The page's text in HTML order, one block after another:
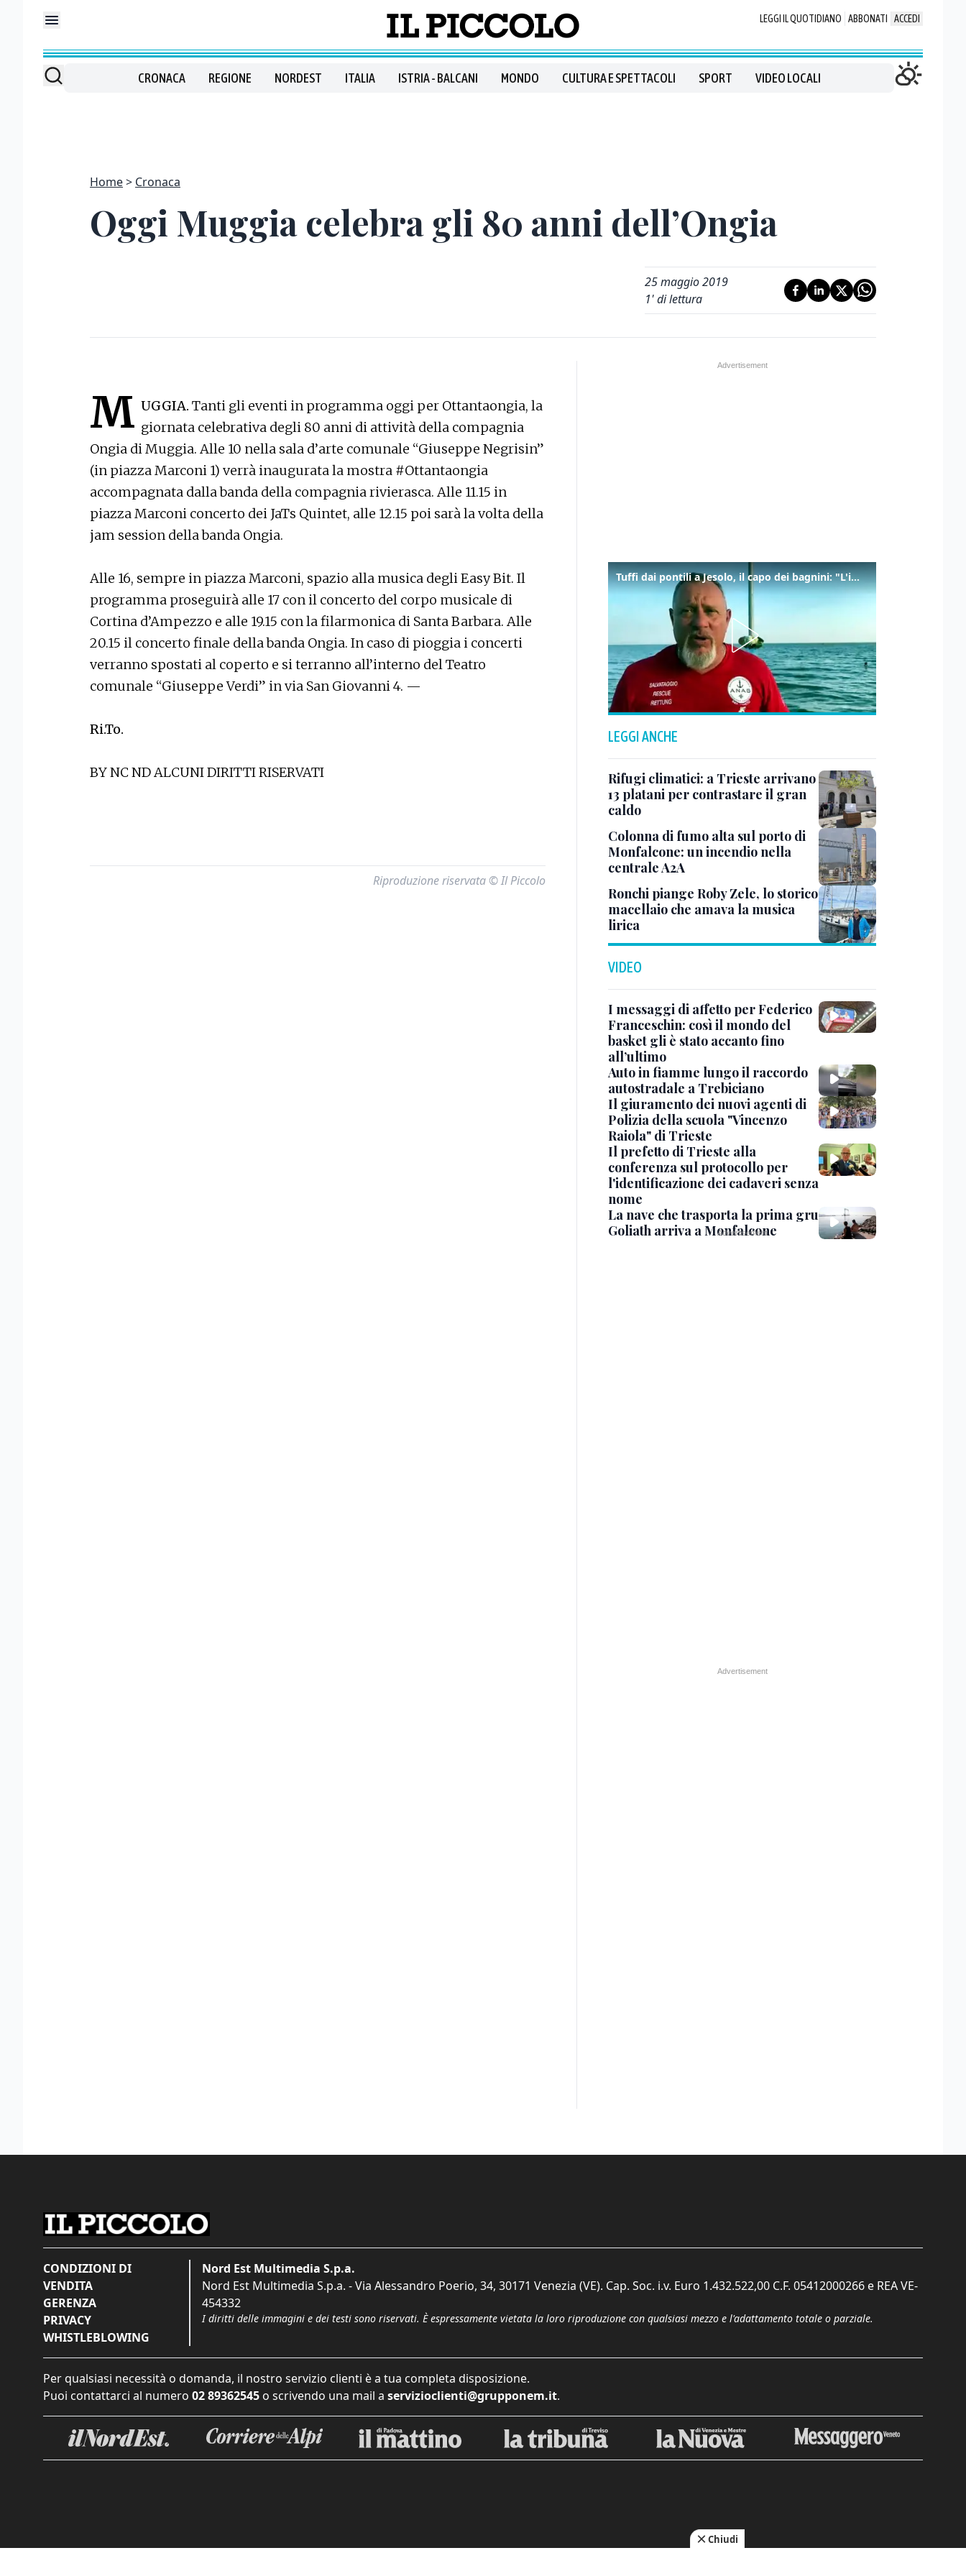
LEGGI IL QUOTIDIANO ABBONATI ACCEDI
CRONACA REGIONE NORDEST ITALIA ISTRIA - BALCANI MONDO CULTURA E SPETTACOLI SPORT VIDEO LOCALI
Home Cronaca
Oggi Muggia celebra gli 80 anni dell’Ongia
25 maggio 2019
1' di lettura
M UGGIA. Tanti gli eventi in programma oggi per Ottantaongia, la
giornata celebrativa degli 80 anni di attività della compagnia
Ongia di Muggia. Alle 10 nella sala d’arte comunale “Giuseppe Negrisin”
(in piazza Marconi 1) verrà inaugurata la mostra #Ottantaongia
accompagnata dalla banda della compagnia rivierasca. Alle 11.15 in
piazza Marconi concerto dei JaTs Quintet, alle 12.15 poi sarà la volta della
jam session della banda Ongia.
Alle 16, sempre in piazza Marconi, spazio alla musica degli Easy Bit. Il
programma proseguirà alle 17 con il concerto del corpo musicale di
Cortina d’Ampezzo e alle 19.15 con la filarmonica di Santa Barbara. Alle
20.15 il concerto finale della banda Ongia. In caso di pioggia i concerti
verranno spostati al coperto e si terranno all’interno del Teatro
comunale “Giuseppe Verdi” in via San Giovanni 4. —
Ri.To.
BY NC ND ALCUNI DIRITTI RISERVATI
Riproduzione riservata © Il Piccolo
Tuffi dai pontili a Jesolo, il capo dei bagnini: "L'impegno di tutti per evitare altre tragedie"
LEGGI ANCHE
Rifugi climatici: a Trieste arrivano
13 platani per contrastare il gran
caldo
Colonna di fumo alta sul porto di
Monfalcone: un incendio nella
centrale A2A
Ronchi piange Roby Zele, lo storico
macellaio che amava la musica
lirica
VIDEO
I messaggi di affetto per Federico
Franceschin: così il mondo del
basket gli è stato accanto fino
all’ultimo
Auto in fiamme lungo il raccordo
autostradale a Trebiciano
Il giuramento dei nuovi agenti di
Polizia della scuola "Vincenzo
Raiola" di Trieste
Il prefetto di Trieste alla
conferenza sul protocollo per
l'identificazione dei cadaveri senza
nome
La nave che trasporta la prima gru
Goliath arriva a Monfalcone
CONDIZIONI DI
VENDITA
GERENZA
PRIVACY
WHISTLEBLOWING
Nord Est Multimedia S.p.a.
Nord Est Multimedia S.p.a. - Via Alessandro Poerio, 34, 30171 Venezia (VE). Cap. Soc. i.v. Euro 1.432.522,00 C.F. 05412000266 e REA VE-
454332
I diritti delle immagini e dei testi sono riservati. È espressamente vietata la loro riproduzione con qualsiasi mezzo e l'adattamento totale o parziale.
Per qualsiasi necessità o domanda, il nostro servizio clienti è a tua completa disposizione.
Puoi contattarci al numero 02 89362545 o scrivendo una mail a servizioclienti@grupponem.it.
Chiudi